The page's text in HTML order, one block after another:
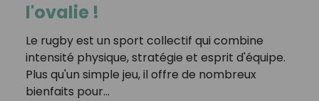
l'ovalie !
Le rugby est un sport collectif qui combine
intensité physique, stratégie et esprit d'équipe.
Plus qu'un simple jeu, il offre de nombreux
bienfaits pour…